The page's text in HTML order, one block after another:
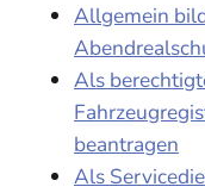
Allgemein
Als
beantragen
Als